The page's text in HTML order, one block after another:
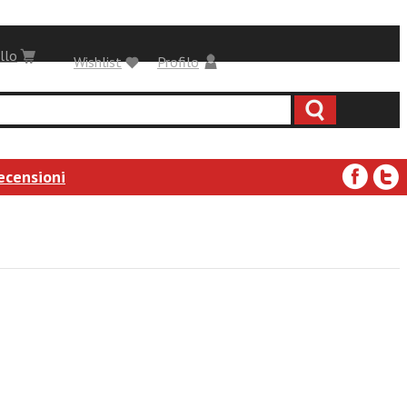
Profilo
Wishlist